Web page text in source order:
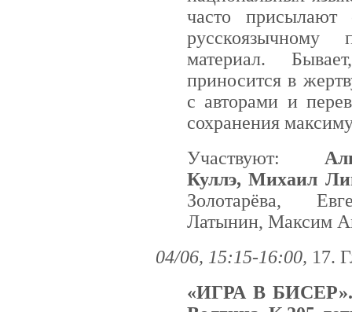
часто присылают
материал.
приносится в
с авторами и
сохранения
Участвуют:
Куллэ, Михаил
Золотарёва,
Латынин, Максим
04/06, 15:15-16:00, 17.
«ИГРА В БИСЕР».